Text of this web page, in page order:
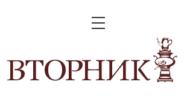
ВТОРНИК